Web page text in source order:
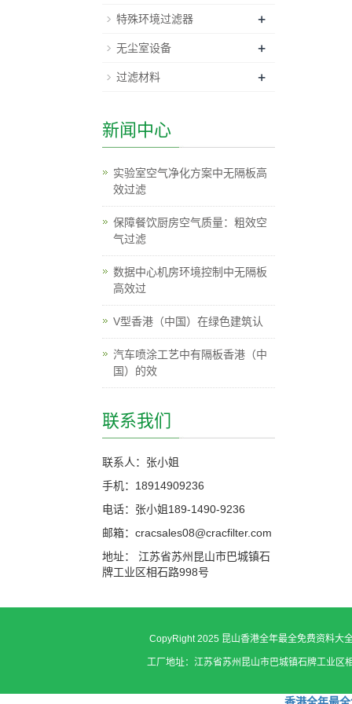
特殊环境过滤器 +
无尘室设备 +
过滤材料 +
新闻中心
实验室空气净化方案中无隔板高
效过滤
保障餐饮厨房空气质量：粗效空
气过滤
数据中心机房环境控制中无隔板
高效过
V型香港（中国）在绿色建筑认
汽车喷涂工艺中有隔板香港（中
国）的效
联系我们
联系人：张小姐
手机：18914909236
电话：张小姐189-1490-9236
邮箱：cracsales08@cracfilter.com
地址： 江苏省苏州昆山市巴城镇石
牌工业区相石路998号
CopyRight 2025 昆山香港全年最全免费资料
工厂地址：江苏省苏州昆山市巴城镇石牌工业